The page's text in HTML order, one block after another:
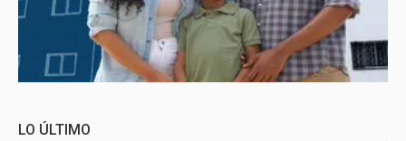
LO ÚLTIMO